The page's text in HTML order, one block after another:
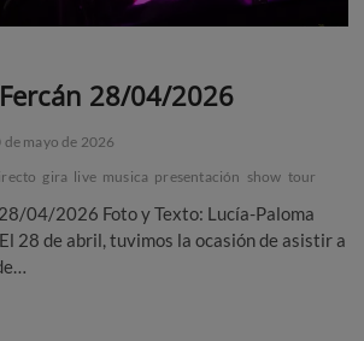
28/04/2026
de mayo de 2026
gira live musica presentación show tour
04/2026 Foto y Texto: Lucía-Paloma
28 de abril, tuvimos la ocasión de asistir a